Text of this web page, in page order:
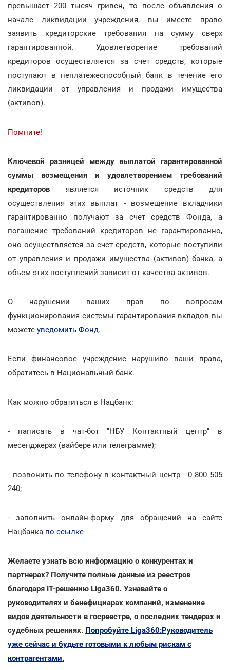
превышает 200 тысяч гривен, то после объявления о
начале ликвидации учреждения, вы имеете право
заявить кредиторские требования на сумму сверх
гарантированной. Удовлетворение требований
кредиторов осуществляется за счет средств, которые
поступают в неплатежеспособный банк в течение его
ликвидации от управления и продажи имущества
(активов).
Помните!
Ключевой разницей между выплатой гарантированной
суммы возмещения и удовлетворением требований
кредиторов является источник средств для
осуществления этих выплат - возмещение вкладчики
гарантированно получают за счет средств Фонда, а
погашение требований кредиторов не гарантированно,
оно осуществляется за счет средств, которые поступили
от управления и продажи имущества (активов) банка, а
объем этих поступлений зависит от качества активов.
О нарушении ваших прав по вопросам
функционирования системы гарантирования вкладов вы
можете уведомить Фонд.
Если финансовое учреждение нарушило ваши права,
обратитесь в Национальный банк.
Как можно обратиться в Нацбанк:
- написать в чат-бот "НБУ Контактный центр" в
месенджерах (вайбере или телеграмме);
- позвонить по телефону в контактный центр - 0 800 505
240;
- заполнить онлайн-форму для обращений на сайте
Нацбанка по ссылке
Желаете узнать всю информацию о конкурентах и
партнерах? Получите полные данные из реестров
благодаря IT-решению Liga360. Узнавайте о
руководителях и бенефициарах компаний, изменение
видов деятельности в госреестре, о последних тендерах и
судебных решениях. Попробуйте Liga360:Руководитель
уже сейчас и будьте готовыми к любым рискам с
контрагентами.